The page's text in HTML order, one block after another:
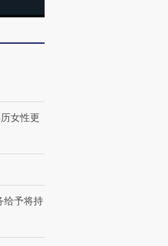
女性更
给予将持